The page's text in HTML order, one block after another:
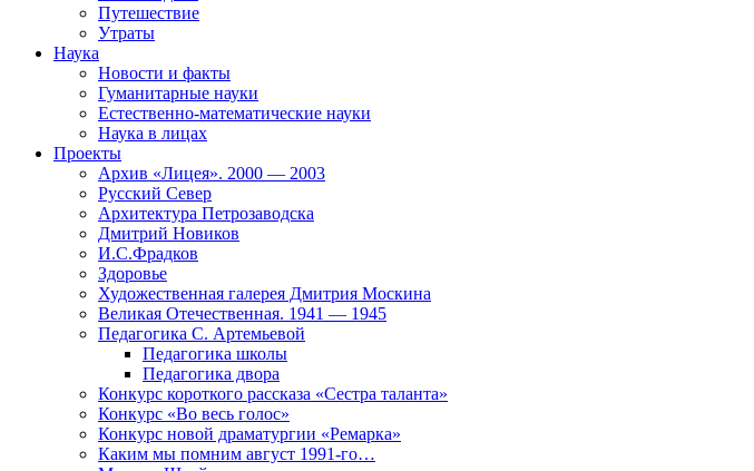
Путешествие
Утраты
Наука
Новости и факты
Гуманитарные науки
Естественно-математические науки
Наука в лицах
Проекты
Архив «Лицея». 2000 — 2003
Русский Север
Архитектура Петрозаводска
Дмитрий Новиков
И.С.Фрадков
Здоровье
Художественная галерея Дмитрия Москина
Великая Отечественная. 1941 — 1945
Педагогика С. Артемьевой
Педагогика школы
Педагогика двора
Конкурс короткого рассказа «Сестра таланта»
Конкурс «Во весь голос»
Конкурс новой драматургии «Ремарка»
Каким мы помним август 1991-го…